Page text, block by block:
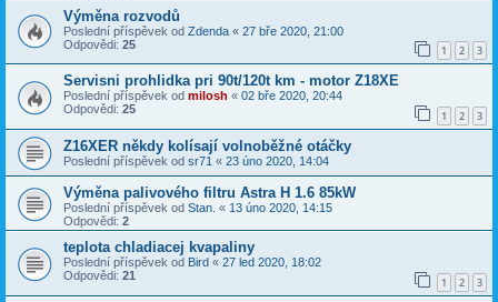
Výměna rozvodů
Poslední příspěvek od Zdenda « 27 bře 2020, 21:00
Odpovědi: 25 1 2 3
Servisni prohlidka pri 90t/120t km - motor Z18XE
Poslední příspěvek od milosh « 02 bře 2020, 20:44
Odpovědi: 25 1 2 3
Z16XER někdy kolísají volnoběžné otáčky
Poslední příspěvek od sr71 « 23 úno 2020, 14:04
Výměna palivového filtru Astra H 1.6 85kW
Poslední příspěvek od Stan. « 13 úno 2020, 14:15
Odpovědi: 2
teplota chladiacej kvapaliny
Poslední příspěvek od Bird « 27 led 2020, 18:02
Odpovědi: 21 1 2 3